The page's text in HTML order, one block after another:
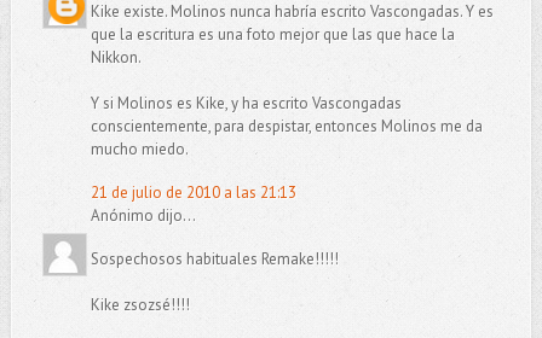
Kike existe. Molinos nunca habría escrito Vascongadas. Y es
que la escritura es una foto mejor que las que hace la
Nikkon.
Y si Molinos es Kike, y ha escrito Vascongadas
conscientemente, para despistar, entonces Molinos me da
mucho miedo.
21 de julio de 2010 a las 21:13
Anónimo dijo...
Sospechosos habituales Remake!!!!!
Kike zsozsé!!!!